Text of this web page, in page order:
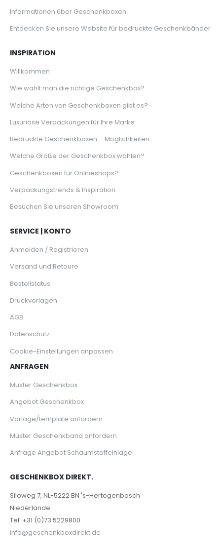
Informationen über Geschenkboxen
Entdecken Sie unsere Website für bedruckte Geschenkbänder
INSPIRATION
Willkommen
Wie wählt man die richtige Geschenkbox?
Welche Arten von Geschenkboxen gibt es?
Luxuriöse Verpackungen für Ihre Marke
Bedruckte Geschenkboxen – Möglichkeiten
Welche Größe der Geschenkbox wählen?
Geschenkboxen für Onlineshops?
Verpackungstrends & Inspiration
Besuchen Sie unseren Showroom
SERVICE | KONTO
Anmelden / Registrieren
Versand und Retoure
Bestellstatus
Druckvorlagen
AGB
Datenschutz
Cookie-Einstellungen anpassen
ANFRAGEN
Muster Geschenkbox
Angebot Geschenkbox
Vorlage/template anfordern
Muster Geschenkband anfordern
Anfrage Angebot Schaumstoffeinlage
GESCHENKBOX DIREKT.
Siloweg 7, NL-5222 BN 's-Hertogenbosch
Niederlande
Tel: +31 (0)73 5229800.
info@geschenkboxdirekt.de